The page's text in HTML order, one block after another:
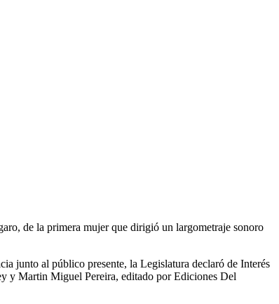
de la primera mujer que dirigió un largometraje sonoro
junto al público presente, la Legislatura declaró de Interés
y Martin Miguel Pereira, editado por Ediciones Del